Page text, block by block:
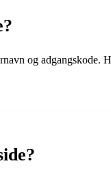
og adgangskode.